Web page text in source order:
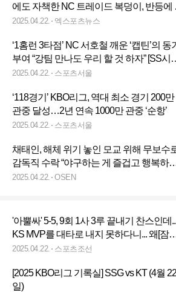
에도 자책한 NC 트레이드 복덩이, 반등에
공할까 [잠실 인터뷰]
2025.04.22. 엑스포츠뉴스
‘1홈런 3타점’ NC 서호철 깨운 ‘캡틴’의 동기
부여 “강팀 만나도 우리 할 것 하자” [SS시
집중]
2025.04.22. 스포츠서울
‘118경기’ KBO리그, 역대 최소 경기 200만
관중 달성…2년 연속 1000만 관중 ‘순항’
2025.04.22. 스포츠서울
채태인, 해체 위기 놓인 모교 위해 무보수
감독직 수락 “야구하는 게 즐겁고 행복하
는 생각 들게끔 가르칠 것”
2025.04.22. OSEN
'아뿔싸' 5-5, 9회 1사 3루 끝내기 찬스인데
KS MVP를 대타로 내지 못하다니... 왜[잠
현장]
2025.04.22. 스포츠조선
[2025 KBO리그 기록실] SSG vs KT (4월 22
일)